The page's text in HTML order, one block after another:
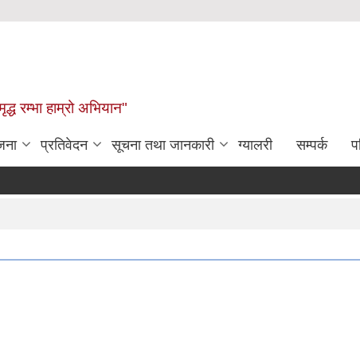
रम्भा हाम्रो अभियान"
प्रतिवेदन सूचना तथा जानकारी ग्यालरी सम्पर्क